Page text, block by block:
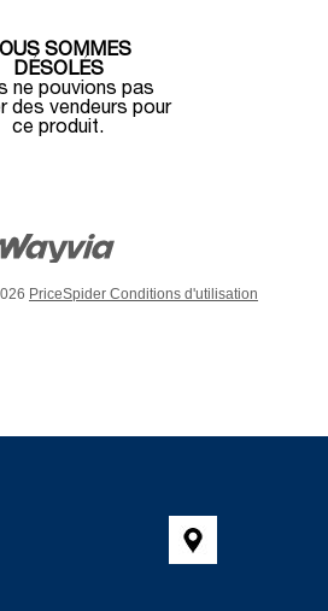
SOMMES
DÉSOLÉS
ne pouvions pas
des vendeurs pour
ce produit.
PriceSpider Conditions d'utilisation